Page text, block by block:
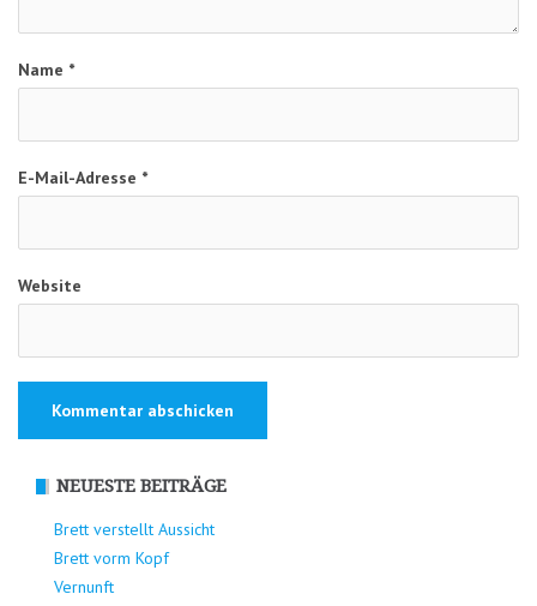
Name *
E-Mail-Adresse *
Website
NEUESTE BEITRÄGE
Brett verstellt Aussicht
Brett vorm Kopf
Vernunft